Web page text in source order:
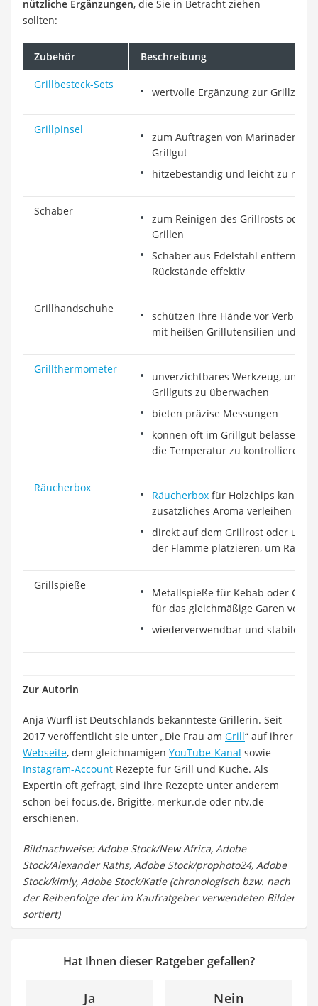
nützliche Ergänzungen, die Sie in Betracht ziehen
sollten:
Zubehör Beschreibung
Grillbesteck-Sets
wertvolle Ergänzung zur Grillzange
Grillpinsel
zum Auftragen von Marinaden
Grillgut
hitzebeständig und leicht zu
Schaber
zum Reinigen des Grillrosts oder
Grillen
Schaber aus Edelstahl entfernen
Rückstände effektiv
Grillhandschuhe
schützen Ihre Hände vor
mit heißen Grillutensilien und
Grillthermometer
unverzichtbares Werkzeug, um
Grillguts zu überwachen
bieten präzise Messungen
können oft im Grillgut belassen
die Temperatur zu kontrollieren
Räucherbox
Räucherbox für Holzchips kann
zusätzliches Aroma verleihen
direkt auf dem Grillrost oder
der Flamme platzieren, um Rauch
Grillspieße
Metallspieße für Kebab oder
für das gleichmäßige Garen von
wiederverwendbar und stabiler
Zur Autorin
Anja Würfl ist Deutschlands bekannteste Grillerin. Seit
2017 veröffentlicht sie unter „Die Frau am Grill“ auf ihrer
Webseite, dem gleichnamigen YouTube-Kanal sowie
Instagram-Account Rezepte für Grill und Küche. Als
Expertin oft gefragt, sind ihre Rezepte unter anderem
schon bei focus.de, Brigitte, merkur.de oder ntv.de
erschienen.
Bildnachweise: Adobe Stock/New Africa, Adobe
Stock/Alexander Raths, Adobe Stock/prophoto24, Adobe
Stock/kimly, Adobe Stock/Katie (chronologisch bzw. nach
der Reihenfolge der im Kaufratgeber verwendeten Bilder
sortiert)
Hat Ihnen dieser Ratgeber gefallen?
Ja Nein